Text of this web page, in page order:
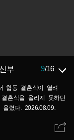
부 9/16
합동 결혼식이 열려
혼식을 올리지 못하던
렸다. 2026.08.09.